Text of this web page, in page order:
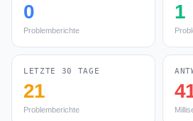
0
Problemberichte
1
LETZTE 30 TAGE
21
Problemberichte